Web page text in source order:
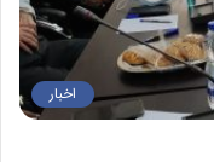
اخبار